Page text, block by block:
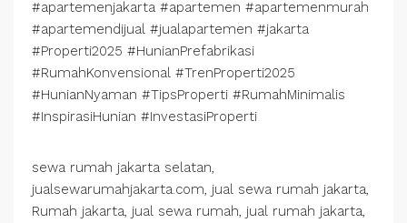
#apartemenjakarta #apartemen #apartemenmurah
#apartemendijual #jualapartemen #jakarta
#Properti2025 #HunianPrefabrikasi
#RumahKonvensional #TrenProperti2025
#HunianNyaman #TipsProperti #RumahMinimalis
#InspirasiHunian #InvestasiProperti
sewa rumah jakarta selatan,
jualsewarumahjakarta.com, jual sewa rumah jakarta,
Rumah jakarta, jual sewa rumah, jual rumah jakarta,